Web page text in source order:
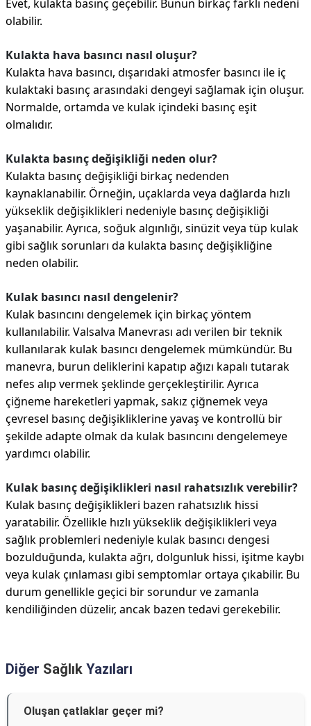
Evet, kulakta basınç geçebilir. Bunun birkaç farklı nedeni
olabilir.
Kulakta hava basıncı nasıl oluşur?
Kulakta hava basıncı, dışarıdaki atmosfer basıncı ile iç
kulaktaki basınç arasındaki dengeyi sağlamak için oluşur.
Normalde, ortamda ve kulak içindeki basınç eşit
olmalıdır.
Kulakta basınç değişikliği neden olur?
Kulakta basınç değişikliği birkaç nedenden
kaynaklanabilir. Örneğin, uçaklarda veya dağlarda hızlı
yükseklik değişiklikleri nedeniyle basınç değişikliği
yaşanabilir. Ayrıca, soğuk algınlığı, sinüzit veya tüp kulak
gibi sağlık sorunları da kulakta basınç değişikliğine
neden olabilir.
Kulak basıncı nasıl dengelenir?
Kulak basıncını dengelemek için birkaç yöntem
kullanılabilir. Valsalva Manevrası adı verilen bir teknik
kullanılarak kulak basıncı dengelemek mümkündür. Bu
manevra, burun deliklerini kapatıp ağızı kapalı tutarak
nefes alıp vermek şeklinde gerçekleştirilir. Ayrıca
çiğneme hareketleri yapmak, sakız çiğnemek veya
çevresel basınç değişikliklerine yavaş ve kontrollü bir
şekilde adapte olmak da kulak basıncını dengelemeye
yardımcı olabilir.
Kulak basınç değişiklikleri nasıl rahatsızlık verebilir?
Kulak basınç değişiklikleri bazen rahatsızlık hissi
yaratabilir. Özellikle hızlı yükseklik değişiklikleri veya
sağlık problemleri nedeniyle kulak basıncı dengesi
bozulduğunda, kulakta ağrı, dolgunluk hissi, işitme kaybı
veya kulak çınlaması gibi semptomlar ortaya çıkabilir. Bu
durum genellikle geçici bir sorundur ve zamanla
kendiliğinden düzelir, ancak bazen tedavi gerekebilir.
Diğer Sağlık Yazıları
Oluşan çatlaklar geçer mi?